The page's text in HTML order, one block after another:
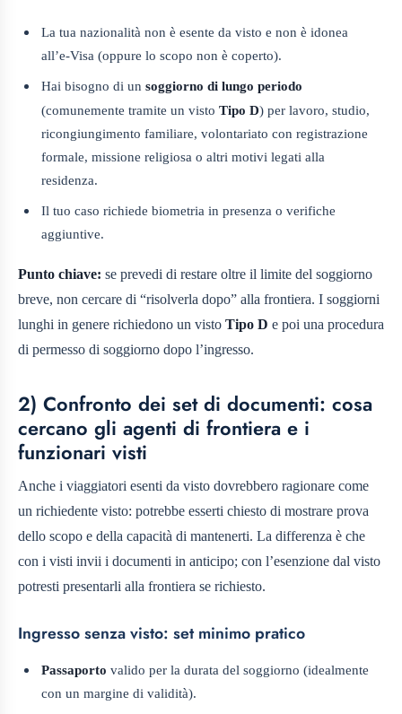
La tua nazionalità non è esente da visto e non è idonea
all’e‑Visa (oppure lo scopo non è coperto).
Hai bisogno di unsoggiorno di lungo periodo
(comunemente tramite un vistoTipo D) per lavoro, studio,
ricongiungimento familiare, volontariato con registrazione
formale, missione religiosa o altri motivi legati alla
residenza.
Il tuo caso richiede biometria in presenza o verifiche
aggiuntive.
Punto chiave: se prevedi di restare oltre il limite del soggiorno
breve, non cercare di “risolverla dopo” alla frontiera. I soggiorni
lunghi in genere richiedono un visto Tipo D e poi una procedura
di permesso di soggiorno dopo l’ingresso.
2) Confronto dei set di documenti: cosa
cercano gli agenti di frontiera e i
funzionari visti
Anche i viaggiatori esenti da visto dovrebbero ragionare come
un richiedente visto: potrebbe esserti chiesto di mostrare prova
dello scopo e della capacità di mantenerti. La differenza è che
con i visti invii i documenti in anticipo; con l’esenzione dal visto
potresti presentarli alla frontiera se richiesto.
Ingresso senza visto: set minimo pratico
Passaporto valido per la durata del soggiorno (idealmente
con un margine di validità).